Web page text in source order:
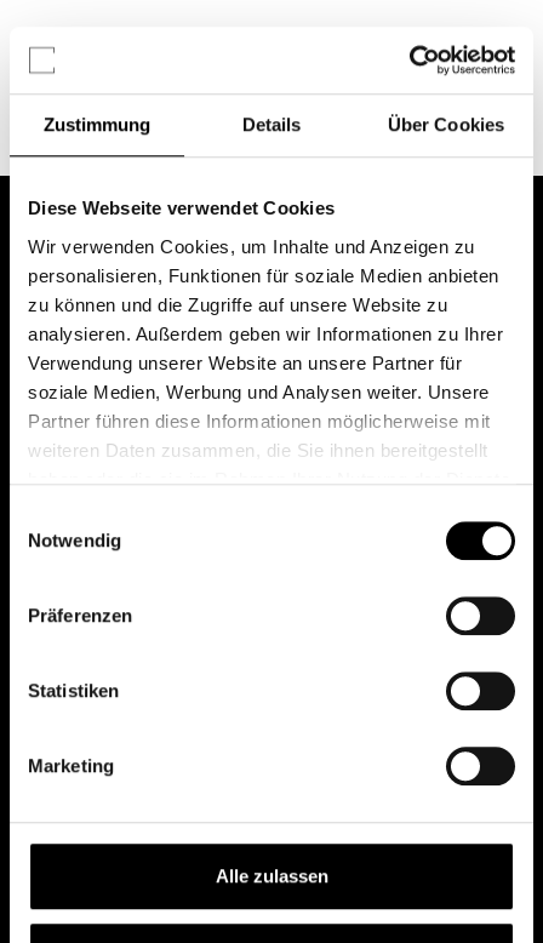
Zustimmung Details Über Cookies
Diese Webseite verwendet Cookies
Wir verwenden Cookies, um Inhalte und Anzeigen zu
personalisieren, Funktionen für soziale Medien anbieten
zu können und die Zugriffe auf unsere Website zu
analysieren. Außerdem geben wir Informationen zu Ihrer
Verwendung unserer Website an unsere Partner für
soziale Medien, Werbung und Analysen weiter. Unsere
Partner führen diese Informationen möglicherweise mit
weiteren Daten zusammen, die Sie ihnen bereitgestellt
Notwendig
Präferenzen
Statistiken
Marketing
Alle zulassen
Chancen & Risiken
Das erste Depot in Österreich mit 0€ Kontoführung,
0€ Ausgabeaufschlag und 0€ Depotgebühren bei
© 2026 FondsDepot AT
DEPOT
Depot übertragen
Depot-Login